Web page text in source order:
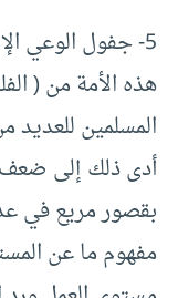
5- جفول الوعي
هذه الأمة من (
المسلمين للعديد
أدى ذلك إلى ضعف
بقصور مريع في
مفهوم ما عن